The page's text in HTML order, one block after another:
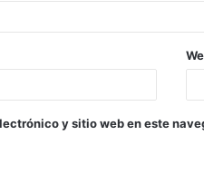
y sitio web en este